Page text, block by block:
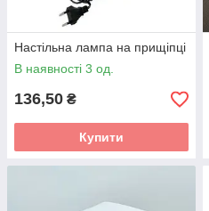
Настільна лампа на прищіпці
В наявності 3 од.
136,50 ₴
Купити